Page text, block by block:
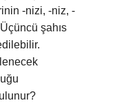
-nizi, -niz, -
şahıs